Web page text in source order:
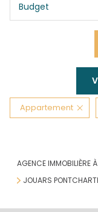
Budget
Appartement
AGENCE IMMOBILIÈRE
JOUARS